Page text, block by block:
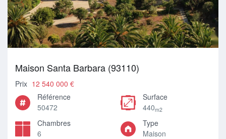
Maison Santa Barbara (93110)
Prix 12 540 000 €
Référence
50472
Surface
440m2
Chambres
6
Type
Maison